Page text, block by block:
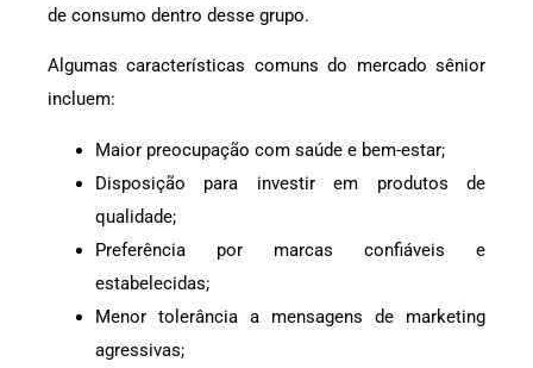
de consumo dentro desse grupo.
Algumas características comuns do mercado sênior
incluem:
Maior preocupação com saúde e bem-estar;
Disposição para investir em produtos de
qualidade;
Preferência por marcas confiáveis e
estabelecidas;
Menor tolerância a mensagens de marketing
agressivas;